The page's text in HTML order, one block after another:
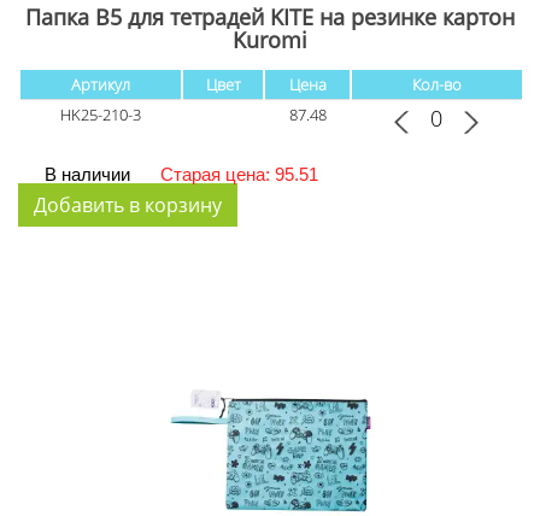
Папка В5 для тетрадей KITE на резинке картон
Kuromi
Артикул Цвет Цена
Кол-во
HK25-210-3
87.48
В наличии Старая цена: 95.51